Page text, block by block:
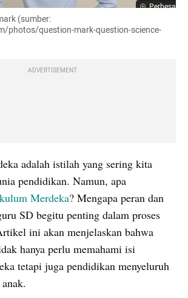
Perbesar
(sumber:
photos/question-mark-question-science-
ADVERTISEMENT
adalah istilah yang sering kita
pendidikan. Namun, apa
Merdeka? Mengapa peran dan
SD begitu penting dalam proses
ini akan menjelaskan bahwa
hanya perlu memahami isi
tetapi juga pendidikan menyeluruh